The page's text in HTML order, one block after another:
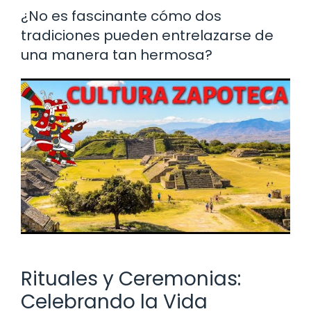
¿No es fascinante cómo dos
tradiciones pueden entrelazarse de
una manera tan hermosa?
Rituales y Ceremonias:
Celebrando la Vida